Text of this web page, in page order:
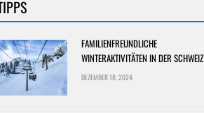
FAMILIENFREUNDLICHE
WINTERAKTIVITÄTEN IN DER SCHWEIZ
DEZEMBER 18, 2024